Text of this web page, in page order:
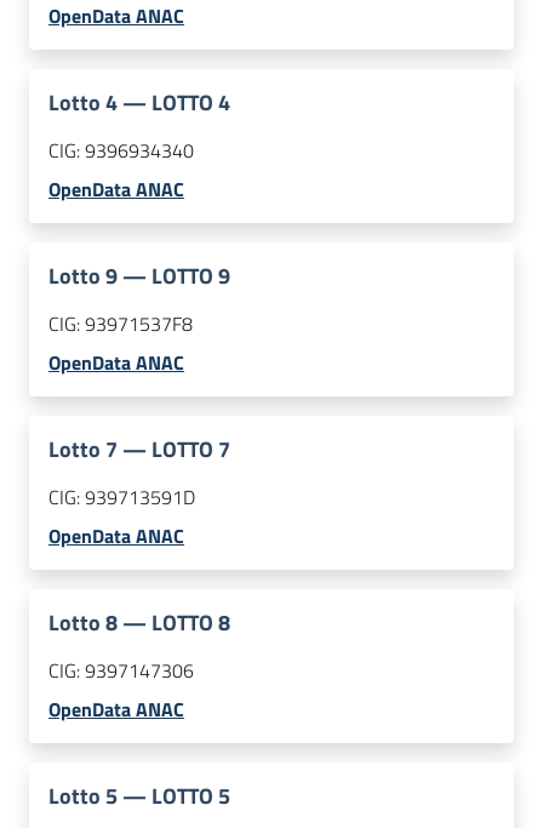
OpenData ANAC
Lotto4— LOTTO 4
CIG:9396934340
OpenData ANAC
Lotto9— LOTTO 9
CIG:93971537F8
OpenData ANAC
Lotto 7 — LOTTO 7
CIG:939713591D
OpenData ANAC
Lotto8— LOTTO 8
CIG:9397147306
OpenData ANAC
Lotto 5— LOTTO 5